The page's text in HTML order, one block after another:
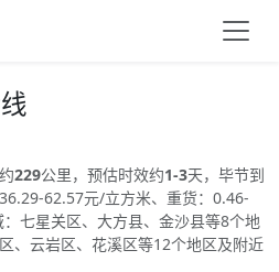
229公里，预估时效约1-3天，毕节到
62.57元/立方米、重货：0.46-
七星关区、大方县、金沙县等8个地
、云岩区、花溪区等12个地区及附近